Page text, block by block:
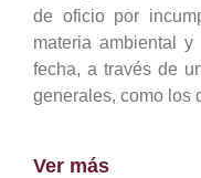
de oficio por
materia ambiental
fecha, a través de
generales, como los
Ver más